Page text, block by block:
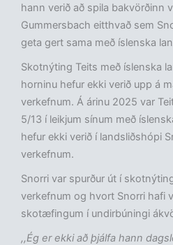
hann verið að spila bakvörðinn
Gummersbach eitthvað sem
geta gert sama með íslenska
Skotnýting Teits með íslenska
horninu hefur ekki verið upp á
verkefnum. Á árinu 2025 var
5/13 í leikjum sínum með
hefur ekki verið í landsliðshópi
verkefnum.
Snorri var spurður út í
verkefnum og hvort Snorri hafi
skotæfingum í undirbúningi
,,Ég er ekki að þjálfa hann